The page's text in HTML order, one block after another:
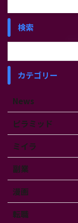
検索
カテゴリー
News
ピラミッド
ミイラ
副業
漫画
転職